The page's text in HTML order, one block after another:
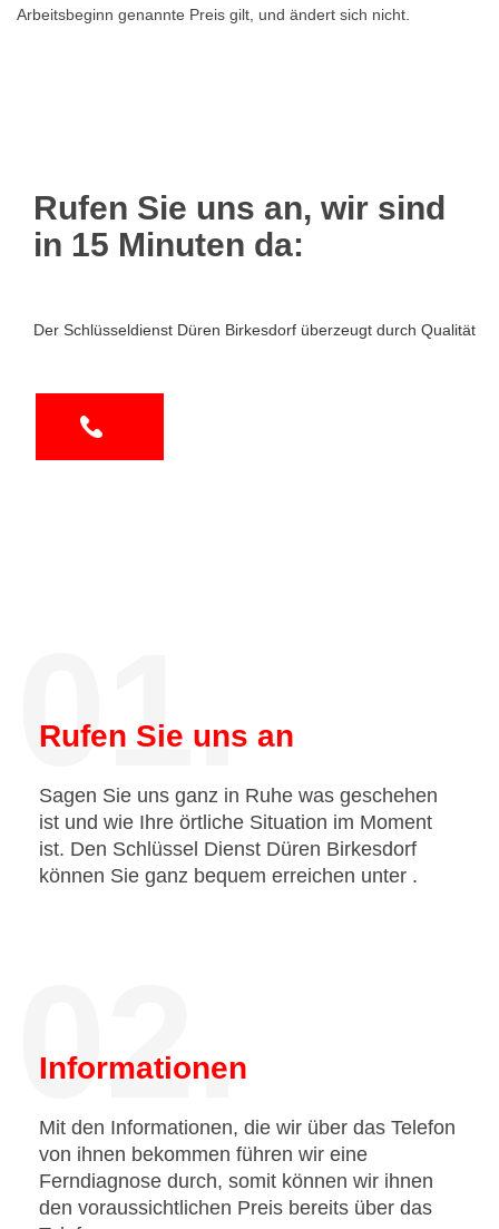
Arbeitsbeginn genannte Preis gilt, und ändert sich nicht.
Rufen Sie uns an, wir sind
in 15 Minuten da:
Der Schlüsseldienst Düren Birkesdorf überzeugt durch Qualität
01.
Rufen Sie uns an
Sagen Sie uns ganz in Ruhe was geschehen
ist und wie Ihre örtliche Situation im Moment
ist. Den Schlüssel Dienst Düren Birkesdorf
können Sie ganz bequem erreichen unter .
02.
Informationen
Mit den Informationen, die wir über das Telefon
von ihnen bekommen führen wir eine
Ferndiagnose durch, somit können wir ihnen
den voraussichtlichen Preis bereits über das